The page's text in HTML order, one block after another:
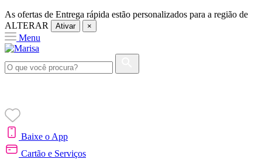
As ofertas de Entrega rápida estão personalizados para a região de
ALTERAR
Ativar ×
Menu
Baixe o App
Cartão e Serviços